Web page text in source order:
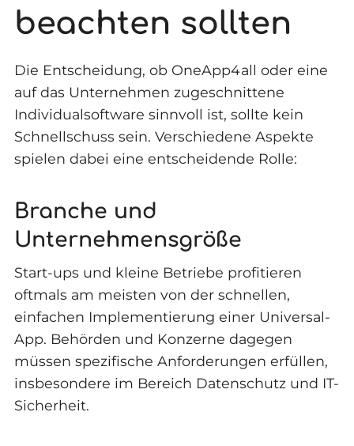
beachten sollten
Die Entscheidung, ob OneApp4all oder eine
auf das Unternehmen zugeschnittene
Individualsoftware sinnvoll ist, sollte kein
Schnellschuss sein. Verschiedene Aspekte
spielen dabei eine entscheidende Rolle:
Branche und
Unternehmensgröße
Start-ups und kleine Betriebe profitieren
oftmals am meisten von der schnellen,
einfachen Implementierung einer Universal-
App. Behörden und Konzerne dagegen
müssen spezifische Anforderungen erfüllen,
insbesondere im Bereich Datenschutz und IT-
Sicherheit.